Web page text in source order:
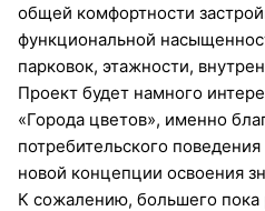
общей комфортности
функциональной
парковок, этажности,
Проект будет намного
«Города цветов», именно
потребительского
новой концепции освоения
К сожалению, большего пока